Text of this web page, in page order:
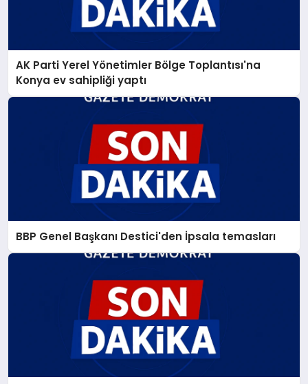
AK Parti Yerel Yönetimler Bölge Toplantısı'na
Konya ev sahipliği yaptı
BBP Genel Başkanı Destici'den İpsala temasları